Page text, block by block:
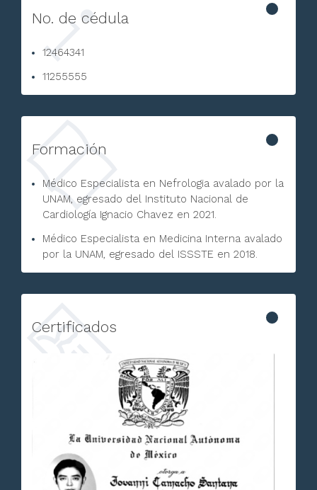
No. de cédula
12464341
11255555
Formación
Médico Especialista en Nefrologia avalado por la
UNAM, egresado del Instituto Nacional de
Cardiología Ignacio Chavez en 2021.
Médico Especialista en Medicina Interna avalado
por la UNAM, egresado del ISSSTE en 2018.
Certificados